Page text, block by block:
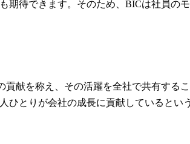
期待できます。そのため、BICは社員の
貢献を称え、その活躍を全社で共有する
ひとりが会社の成長に貢献しているとい